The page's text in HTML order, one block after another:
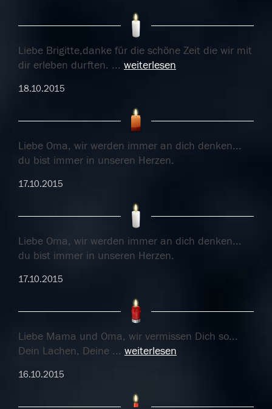
Liebe Brigitte,danke für die schöne Zeit die wir mit
dir erleben durften. ... weiterlesen
18.10.2015
Liebe Oma, wir werden immer an dich denken...
du bist immer in unseren Herzen.
17.10.2015
Liebe Oma, wir werden immer an dich denken...
du bist immer in unseren Herzen.
17.10.2015
Liebe Mama und Oma, wir vermissen Dich so...
Dein Lachen, Deine ... weiterlesen
16.10.2015